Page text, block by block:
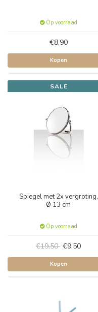
Op voorraad
€8,90
Kopen
SALE
Spiegel met 2x vergroting,
Ø 13 cm
Op voorraad
€19,50 €9,50
Kopen